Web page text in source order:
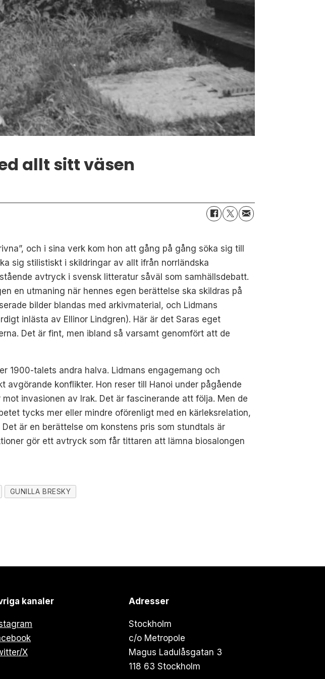
allt sitt väsen
och i sina verk kom hon att gång på gång söka sig till
sig stilistiskt i skildringar av allt ifrån norrländska
avtryck i svensk litteratur såväl som samhällsdebatt.
en utmaning när hennes egen berättelse ska skildras på
bilder blandas med arkivmaterial, och Lidmans
inlästa av Ellinor Lindgren). Här är det Saras eget
Det är fint, men ibland så varsamt genomfört att de
1900-talets andra halva. Lidmans engagemang och
konflikter. Hon reser till Hanoi under pågående
invasionen av Irak. Det är fascinerande att följa. Men de
tycks mer eller mindre oförenligt med en kärleksrelation,
är en berättelse om konstens pris som stundtals är
gör ett avtryck som får tittaren att lämna biosalongen
GUNILLA BRESKY
kanaler
X
Adresser
Stockholm
c/o Metropole
Magus Ladulåsgatan 3
118 63 Stockholm